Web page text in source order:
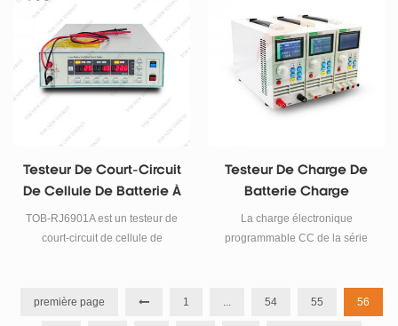
Testeur De Court-Circuit
De Cellule De Batterie À
Résistance D'isolement
TOB-RJ6901A est un testeur de
court-circuit de cellule de
25V~1000VDC est réglable en
Testeur De Charge De
Batterie Charge
Électronique DC
Programmable 400W
La charge électronique
programmable CC de la série
mV/10 mV, 1 mA/10 mA avec des
performances supérieures.
première page 1 ... 54 55 56